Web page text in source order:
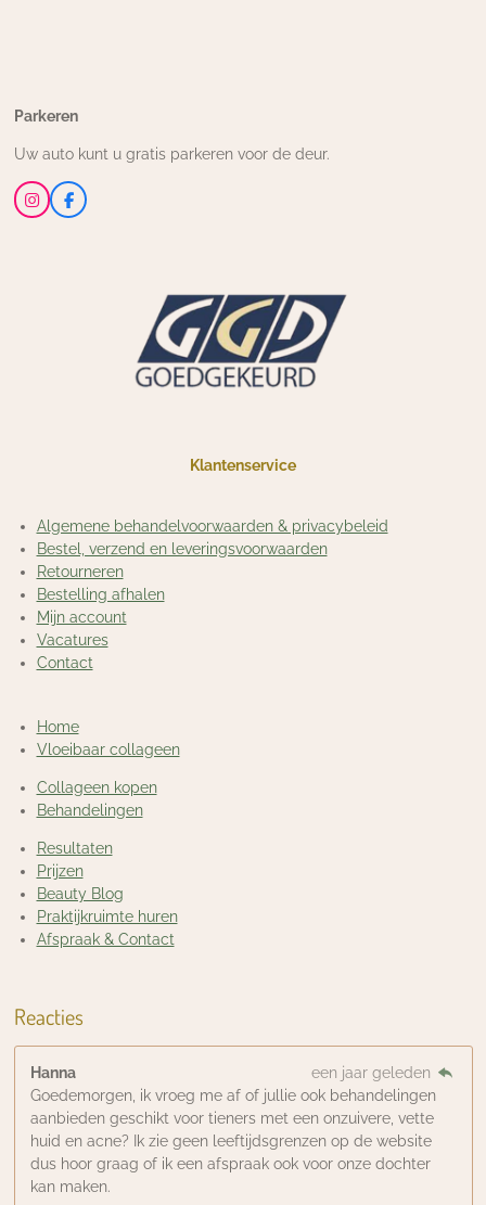
Parkeren
Uw auto kunt u gratis parkeren voor de deur.
I
n
F
a
Klantenservice
Algemene behandelvoorwaarden & privacybeleid
Bestel, verzend en leveringsvoorwaarden
Retourneren
Bestelling afhalen
Mijn account
Vacatures
Contact
Home
Vloeibaar collageen
Collageen kopen
Behandelingen
Resultaten
Prijzen
Beauty Blog
Praktijkruimte huren
Afspraak & Contact
Reacties
Hanna
een jaar geleden
Goedemorgen, ik vroeg me af of jullie ook behandelingen
aanbieden geschikt voor tieners met een onzuivere, vette
huid en acne? Ik zie geen leeftijdsgrenzen op de website
dus hoor graag of ik een afspraak ook voor onze dochter
kan maken.